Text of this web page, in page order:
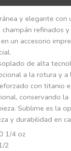
y elegante con
refinados y
un accesorio
de alta
a la rotura y a
con titanio
conservando la
Sublime es la
y durabilidad en
1/4 oz
2